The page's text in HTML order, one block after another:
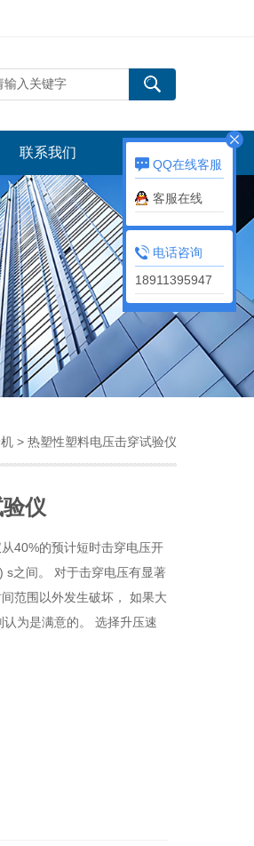
联系我们
> 热塑性塑料电压击穿试验仪
仪
40%的预计短时击穿电压开
之间。 对于击穿电压有显著
范围以外发生破坏， 如果大
为是满意的。 选择升压速
QQ在线客服
客服在线
电话咨询
18911395947